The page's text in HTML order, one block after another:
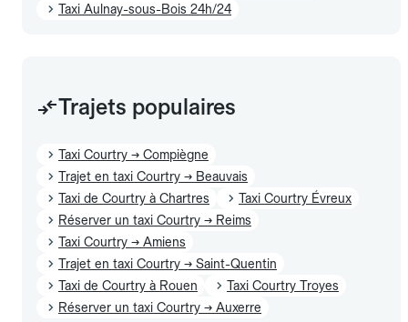
Taxi Aulnay-sous-Bois 24h/24
Trajets populaires
Taxi Courtry → Compiègne
Trajet en taxi Courtry → Beauvais
Taxi de Courtry à Chartres
Taxi Courtry Évreux
Réserver un taxi Courtry → Reims
Taxi Courtry → Amiens
Trajet en taxi Courtry → Saint-Quentin
Taxi de Courtry à Rouen
Taxi Courtry Troyes
Réserver un taxi Courtry → Auxerre